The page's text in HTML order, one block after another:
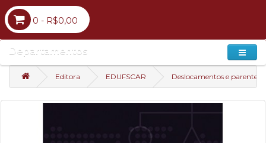
0 - R$0,00
Departamentos
Editora EDUFSCAR Deslocamentos e